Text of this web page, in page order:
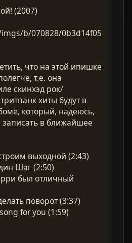
(2007)
b/070828/0b3d14f05
что на этой ипишке
т.е. она
скинхэд рок/
хиты будут в
который, надеюсь,
записать в ближайшее
выходной (2:43)
Шаг (2:50)
был отличный
поворот (3:37)
for you (1:59)